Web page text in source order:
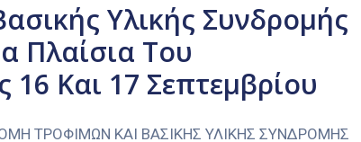
Υλικής Συνδρομής
Πλαίσια Του
Και 17 Σεπτεμβρίου
ΤΡΟΦΙΜΩΝ ΚΑΙ ΒΑΣΙΚΗΣ ΥΛΙΚΗΣ ΣΥΝΔΡΟΜΗΣ